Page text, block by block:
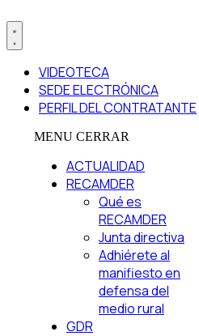
VIDEOTECA
SEDE ELECTRÓNICA
PERFIL DEL CONTRATANTE
MENU CERRAR
ACTUALIDAD
RECAMDER
Qué es
RECAMDER
Junta directiva
Adhiérete al
manifiesto en
defensa del
medio rural
GDR